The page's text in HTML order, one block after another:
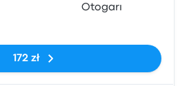
Otogarı
172 zł